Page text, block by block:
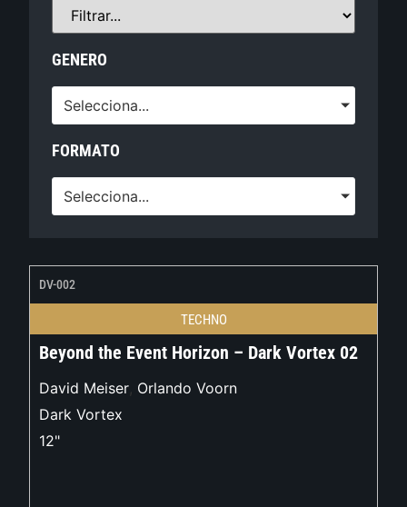
GENERO
Selecciona...
FORMATO
Selecciona...
DV-002
TECHNO
Beyond the Event Horizon – Dark Vortex 02
David Meiser, Orlando Voorn
Dark Vortex
12"